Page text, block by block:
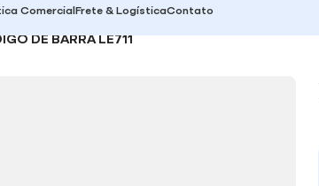
ComercialFrete & LogísticaContato
DE BARRA LE711